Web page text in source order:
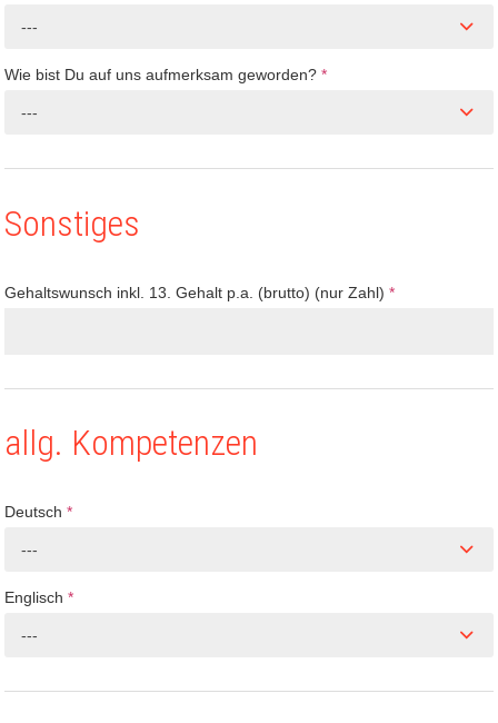
---
Wie bist Du auf uns aufmerksam geworden?*
---
Sonstiges
Gehaltswunsch inkl. 13. Gehalt p.a. (brutto) (nur Zahl)*
allg. Kompetenzen
Deutsch*
---
Englisch*
---